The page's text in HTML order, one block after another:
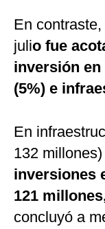
En
julio fue
inversión
(5%) e
En
132 millones)
inversiones
121
concluyó a